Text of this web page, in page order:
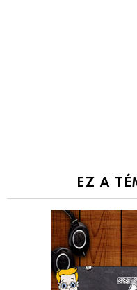
EZ A